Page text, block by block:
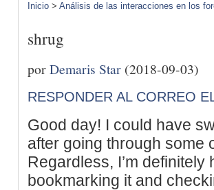
Inicio > Análisis de las interacciones en los
shrug
porDemaris Star (2018-09-03)
RESPONDER AL CORREO
Good day! I could have
after going through some
Regardless, I’m definitely
bookmarking it and